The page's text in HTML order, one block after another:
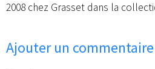
2008 chez Grasset dans la
Ajouter un commentaire